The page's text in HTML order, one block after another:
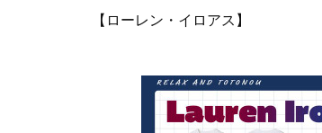
【ローレン・イロアス】